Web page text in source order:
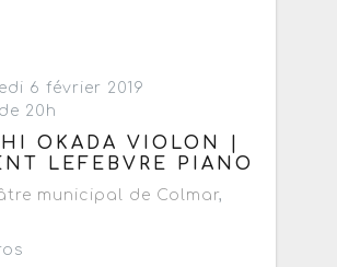
6 février 2019
20h
OKADA VIOLON |
LEFEBVRE PIANO
municipal de Colmar,